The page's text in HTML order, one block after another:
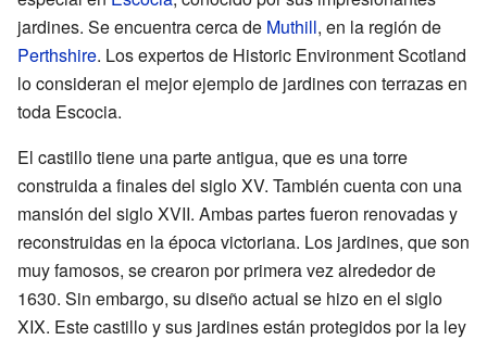
jardines. Se encuentra cerca de Muthill, en la región de
Perthshire. Los expertos de Historic Environment Scotland
lo consideran el mejor ejemplo de jardines con terrazas en
toda Escocia.
El castillo tiene una parte antigua, que es una torre
construida a finales del siglo XV. También cuenta con una
mansión del siglo XVII. Ambas partes fueron renovadas y
reconstruidas en la época victoriana. Los jardines, que son
muy famosos, se crearon por primera vez alrededor de
1630. Sin embargo, su diseño actual se hizo en el siglo
XIX. Este castillo y sus jardines están protegidos por la ley